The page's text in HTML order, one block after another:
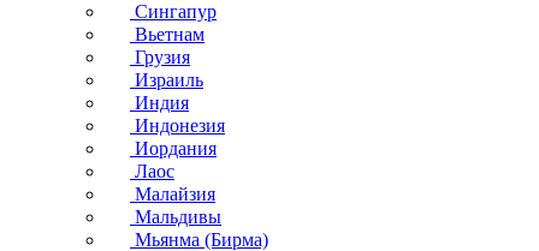
Сингапур
Вьетнам
Грузия
Израиль
Индия
Индонезия
Иордания
Лаос
Малайзия
Мальдивы
Мьянма (Бирма)